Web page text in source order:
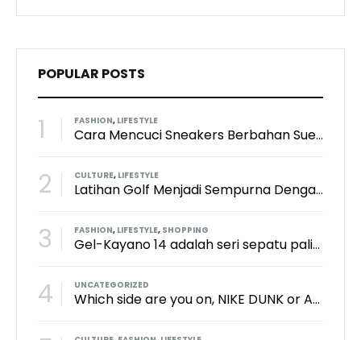
POPULAR POSTS
1 FASHION, LIFESTYLE
Cara Mencuci Sneakers Berbahan Suede: Aman Tanpa Merusak Tekstur
2 CULTURE, LIFESTYLE
Latihan Golf Menjadi Sempurna Dengan Kith x TaylorMade x Perfect Practice Putting Mat
3 FASHION, LIFESTYLE, SHOPPING
Gel-Kayano 14 adalah seri sepatu paling keren dari brand Asics?
4 UNCATEGORIZED
Which side are you on, NIKE DUNK or ADIDAS SAMBA?